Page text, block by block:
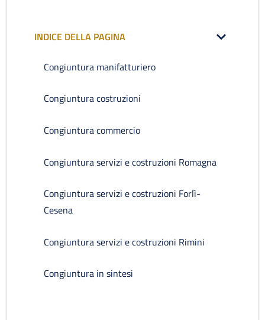
INDICE DELLA PAGINA
Congiuntura manifatturiero
Congiuntura costruzioni
Congiuntura commercio
Congiuntura servizi e costruzioni Romagna
Congiuntura servizi e costruzioni Forlì-
Cesena
Congiuntura servizi e costruzioni Rimini
Congiuntura in sintesi